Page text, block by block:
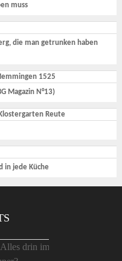
muss
die man getrunken haben
Magazin N°13)
in jede Küche